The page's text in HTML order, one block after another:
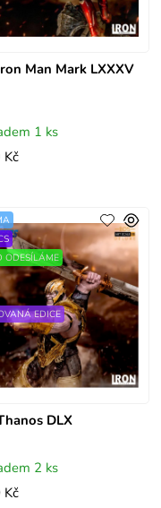
Man Mark LXXXV
1 ks
DLX
ODESÍLÁME
EDICE
2 ks